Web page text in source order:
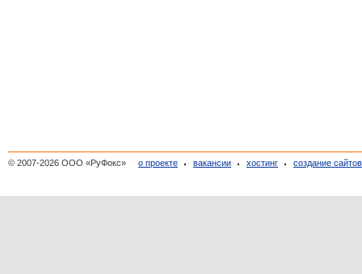
© 2007-2026 ООО «РуФокс» о проекте вакансии хостинг создание сайтов